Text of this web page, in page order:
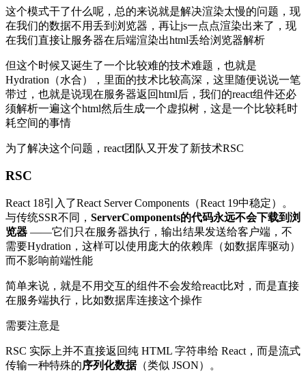
这个模式干了什么呢，总的来说就是解决渲染太慢的问题，现
在我们的数据不用丢到浏览器，再让js一点点渲染出来了，现
在我们直接让服务器在后端渲染出html丢给浏览器解析
但这个时候又诞生了一个比较难的技术难题，也就是
Hydration（水合），里面的技术比较高深，这里随便说说一笔
带过，也就是说现在服务器返回html后，我们的react组件还必
须解析一遍这个html然后生成一个虚拟树，这是一个比较耗时
耗空间的事情
为了解决这个问题，react团队又开发了新技术RSC
RSC
React 18引入了React Server Components（React 19中稳定）。
与传统SSR不同， ServerComponents的代码永远不会下载到浏
览器 ——它们只在服务器执行，输出结果发送给客户端，不
需要Hydration，这样可以使用庞大的依赖库（如数据库驱动）
而不影响前端性能
简单来说，就是不用交互的组件不会发给react比对，而是直接
在服务端执行，比如数据库连接这个操作
需要注意是
RSC 实际上并不直接返回纯 HTML 字符串给 React，而是流式
传输一种特殊的序列化数据（类似 JSON）。